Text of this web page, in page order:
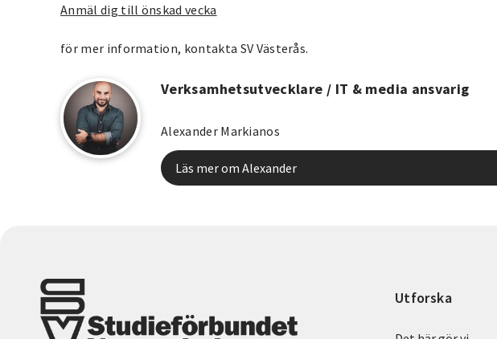
Anmäl dig till önskad vecka
för mer information, kontakta SV Västerås.
Verksamhetsutvecklare / IT & media ansvarig
Alexander Markianos
Läs mer om Alexander
Utforska